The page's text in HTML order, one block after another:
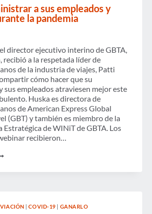
a sus empleados y
la pandemia
director ejecutivo interino de GBTA,
recibió a la respetada líder de
de la industria de viajes, Patti
cómo hacer que su
sus empleados atraviesen mejor este
Huska es directora de
de American Express Global
(GBT) y también es miembro de la
Estratégica de WINiT de GBTA. Los
recibieron…
|COVID-19 | GANARLO